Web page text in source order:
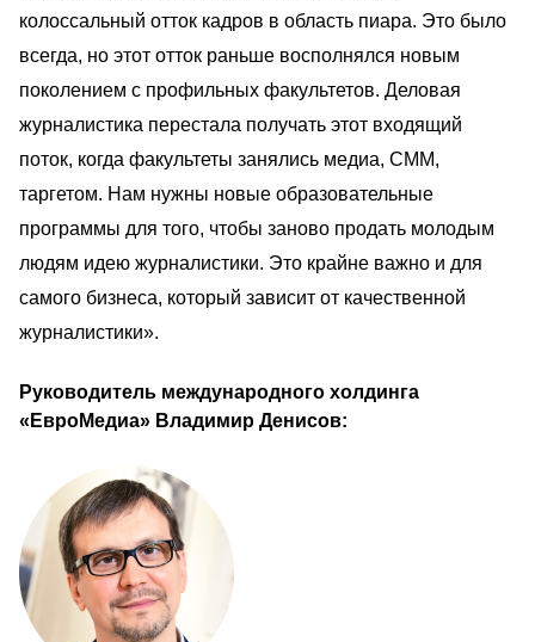
колоссальный отток кадров в область пиара. Это было
всегда, но этот отток раньше восполнялся новым
поколением с профильных факультетов. Деловая
журналистика перестала получать этот входящий
поток, когда факультеты занялись медиа, СММ,
таргетом. Нам нужны новые образовательные
программы для того, чтобы заново продать молодым
людям идею журналистики. Это крайне важно и для
самого бизнеса, который зависит от качественной
журналистики».
Руководитель международного холдинга